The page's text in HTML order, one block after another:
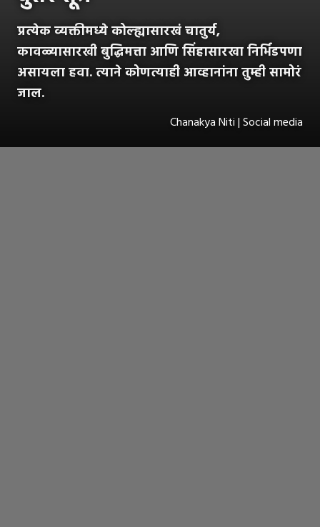
प्रत्येक व्यक्तीमध्ये कोल्ह्यासारखं चातुर्य,
कावळ्यासारखी बुद्धिमत्ता आणि सिंहासारखा निर्भिडपणा
असायला हवा. त्याने कोणत्याही आव्हानांना तुम्ही सामोरं
जाल.
Chanakya Niti | Social media